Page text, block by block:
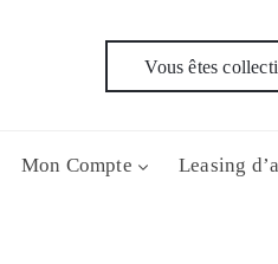
Vous êtes
Mon Compte Leasing